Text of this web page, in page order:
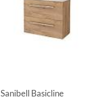
Sanibell Basicline